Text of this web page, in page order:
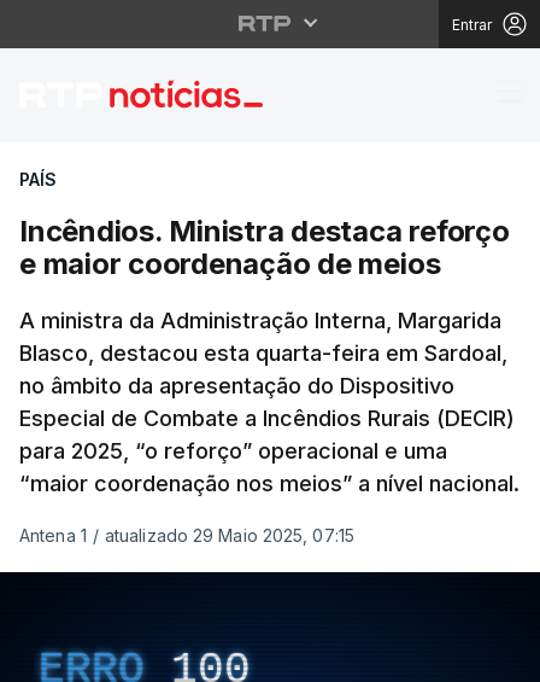
Entrar
Incêndios. Ministra
PAÍS
Incêndios. Ministra destaca reforço
e maior coordenação de meios
A ministra da Administração Interna, Margarida
Blasco, destacou esta quarta-feira em Sardoal,
no âmbito da apresentação do Dispositivo
Especial de Combate a Incêndios Rurais (DECIR)
para 2025, “o reforço” operacional e uma
“maior coordenação nos meios” a nível nacional.
Antena 1 / atualizado 29 Maio 2025, 07:15
ERRO 100